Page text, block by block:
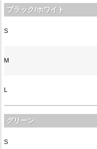
ブラック/ホワイト
S
M
L
グリーン
S